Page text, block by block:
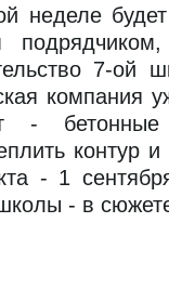
неделе
7-ой
компания
-
контур и
- 1
- в